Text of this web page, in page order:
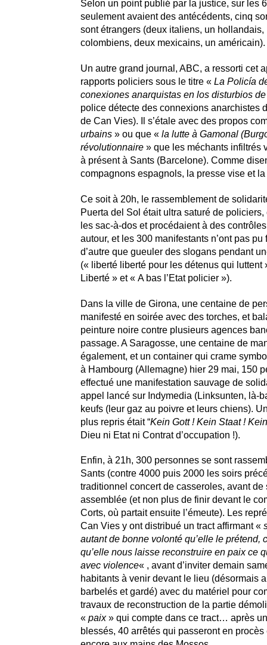
Selon un point publié par la justice, sur les
seulement avaient des antécédents, cinq
sont étrangers (deux italiens, un
colombiens, deux mexicains, un américain).
Un autre grand journal, ABC, a ressorti cet
rapports policiers sous le titre « La Policía
conexiones anarquistas en los disturbios
police détecte des connexions anarchistes
de Can Vies). Il s’étale avec des propos
urbains» ou que « la lutte à Gamonal
révolutionnaire» que les méchants infiltrés
à présent à Sants (Barcelone). Comme
compagnons espagnols, la presse vise et
Ce soit à 20h, le rassemblement de
Puerta del Sol était ultra saturé de
les sac-à-dos et procédaient à des
autour, et les 300 manifestants n’ont pas
d’autre que gueuler des slogans pendant
(« liberté liberté pour les détenus qui luttent
Liberté » et « A bas l’Etat policier »).
Dans la ville de Girona, une centaine de
manifesté en soirée avec des torches, et
peinture noire contre plusieurs agences
passage. A Saragosse, une centaine de
également, et un container qui crame
à Hambourg (Allemagne) hier 29 mai, 150
effectué une manifestation sauvage de
appel lancé sur Indymedia (Linksunten, là-
keufs (leur gaz au poivre et leurs chiens).
plus repris était “Kein Gott ! Kein Staat !
Dieu ni Etat ni Contrat d’occupation !).
Enfin, à 21h, 300 personnes se sont
Sants (contre 4000 puis 2000 les soirs
traditionnel concert de casseroles, avant de
assemblée (et non plus de finir devant le
Corts, où partait ensuite l’émeute). Les
Can Vies y ont distribué un tract affirmant «
autant de bonne volonté qu’elle le prétend,
qu’elle nous laisse reconstruire en paix ce
avec violence« , avant d’inviter demain
habitants à venir devant le lieu (désormais
barbelés et gardé) avec du matériel pour
travaux de reconstruction de la partie
« paix» qui compte dans ce tract… après
blessés, 40 arrêtés qui passeront en procès